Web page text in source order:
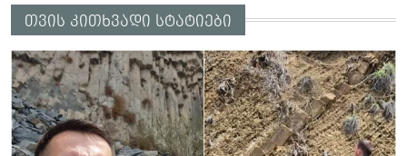
თვის კითხვადი სტატიები